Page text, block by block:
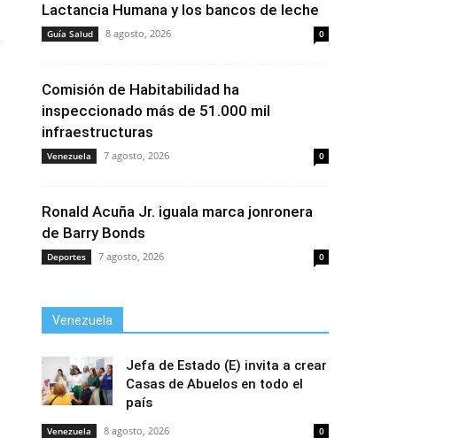
Lactancia Humana y los bancos de leche
Guía Salud 8 agosto, 2026 0
Comisión de Habitabilidad ha
inspeccionado más de 51.000 mil
infraestructuras
Venezuela 7 agosto, 2026 0
Ronald Acuña Jr. iguala marca jonronera
de Barry Bonds
Deportes 7 agosto, 2026 0
Venezuela
Jefa de Estado (E) invita a crear
Casas de Abuelos en todo el
país
Venezuela 8 agosto, 2026 0